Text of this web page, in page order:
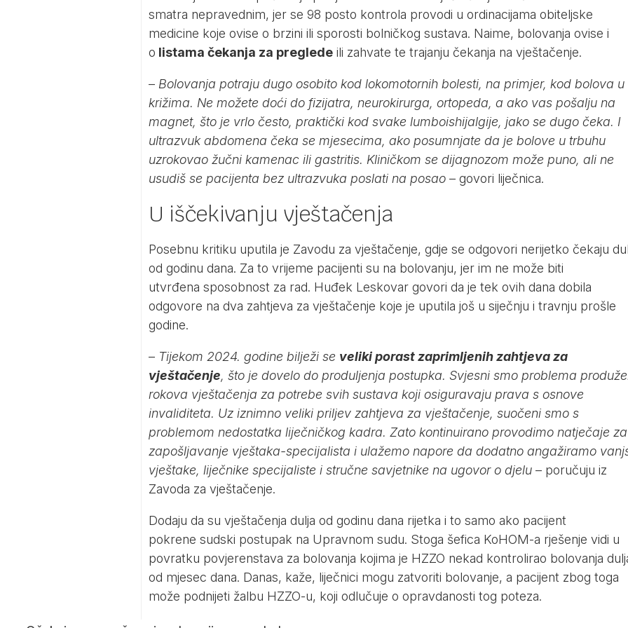
smatra nepravednim, jer se 98 posto kontrola provodi u ordinacijama obiteljske
medicine koje ovise o brzini ili sporosti bolničkog sustava. Naime, bolovanja ovise i
o listama čekanja za pregledeili zahvate te trajanju čekanja na vještačenje.
– Bolovanja potraju dugo osobito kod lokomotornih bolesti, na primjer, kod bolova u
križima. Ne možete doći do fizijatra, neurokirurga, ortopeda, a ako vas pošalju na
magnet, što je vrlo često, praktički kod svake lumboishijalgije, jako se dugo čeka. I
ultrazvuk abdomena čeka se mjesecima, ako posumnjate da je bolove u trbuhu
uzrokovao žučni kamenac ili gastritis. Kliničkom se dijagnozom može puno, ali ne
usudiš se pacijenta bez ultrazvuka poslati na posao– govori liječnica.
U iščekivanju vještačenja
Posebnu kritiku uputila je Zavodu za vještačenje, gdje se odgovori nerijetko čekaju
od godinu dana. Za to vrijeme pacijenti su na bolovanju, jer im ne može biti
utvrđena sposobnost za rad. Huđek Leskovar govori da je tek ovih dana dobila
odgovore na dva zahtjeva za vještačenje koje je uputila još u siječnju i travnju prošle
godine.
– Tijekom 2024. godine bilježi se veliki porast zaprimljenih zahtjeva za
vještačenje, što je dovelo do produljenja postupka. Svjesni smo problema
rokova vještačenja za potrebe svih sustava koji osiguravaju prava s osnove
invaliditeta. Uz iznimno veliki priljev zahtjeva za vještačenje, suočeni smo s
problemom nedostatka liječničkog kadra. Zato kontinuirano provodimo natječaje za
zapošljavanje vještaka-specijalista i ulažemo napore da dodatno angažiramo
vještake, liječnike specijaliste i stručne savjetnike na ugovor o djelu – poručuju iz
Zavoda za vještačenje.
Dodaju da su vještačenja dulja od godinu dana rijetka i to samo ako pacijent
pokrene sudski postupak na Upravnom sudu. Stoga šefica KoHOM-a rješenje vidi u
povratku povjerenstava za bolovanja kojima je HZZO nekad kontrolirao bolovanja
od mjesec dana. Danas, kaže, liječnici mogu zatvoriti bolovanje, a pacijent zbog toga
može podnijeti žalbu HZZO-u, koji odlučuje o opravdanosti tog poteza.